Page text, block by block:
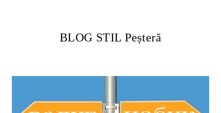
BLOG STIL Peșteră